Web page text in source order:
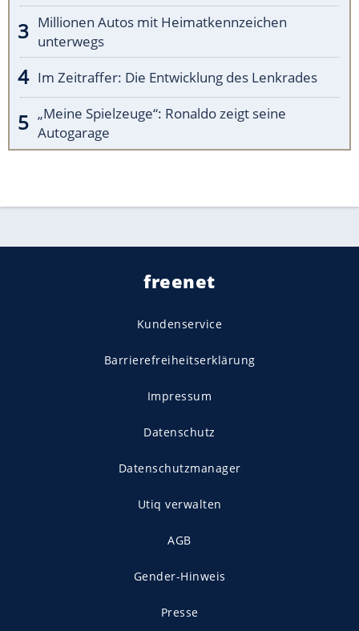
Millionen Autos mit Heimatkennzeichen
unterwegs
Im Zeitraffer: Die Entwicklung des Lenkrades
„Meine Spielzeuge“: Ronaldo zeigt seine
Autogarage
freenet
Kundenservice
Barrierefreiheitserklärung
Impressum
Datenschutz
Datenschutzmanager
Utiq verwalten
AGB
Gender-Hinweis
Presse